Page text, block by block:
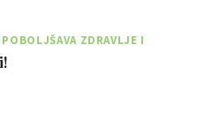
ZDRAVLJE I